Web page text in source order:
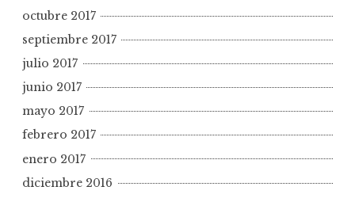
octubre 2017
septiembre 2017
julio 2017
junio 2017
mayo 2017
febrero 2017
enero 2017
diciembre 2016